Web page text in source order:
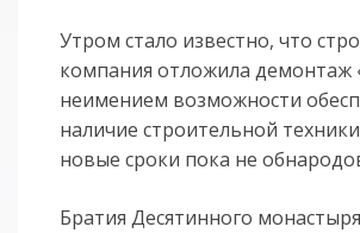
Утром стало известно, что
компания отложила демонтаж
неимением возможности
наличие строительной
новые сроки пока не
Братия Десятинного